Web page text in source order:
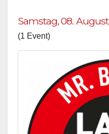
Samstag, 08.
(1 Event)